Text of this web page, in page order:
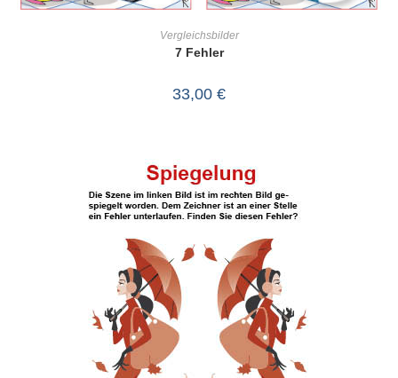
Vergleichsbilder
7 Fehler
33,00 €